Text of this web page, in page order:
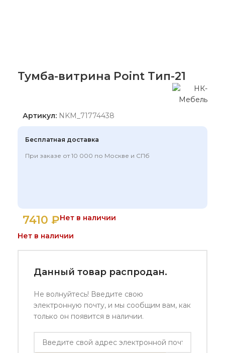
Тумба-витрина Point Тип-21
Артикул: NKM_71774438
Бесплатная доставка
При заказе от 10 000 по Москве и СПб
7410 ₽Нет в наличии
Нет в наличии
Данный товар распродан.
Не волнуйтесь! Введите свою
электронную почту, и мы сообщим вам, как
только он появится в наличии.